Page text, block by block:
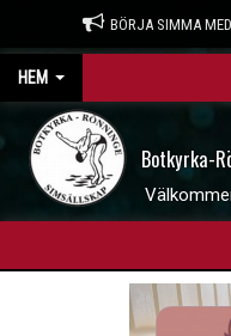
BÖRJA SIMMA
HEM
Botkyrka-